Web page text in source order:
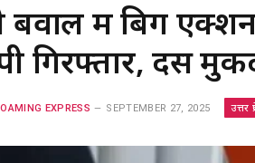
बवाल में बिग
गिरफ्तार, दस
EXPRESS SEPTEMBER 27, 2025 उत्तर